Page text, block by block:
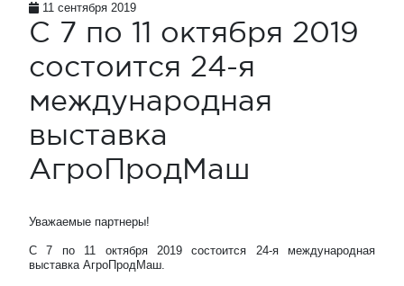
11 сентября 2019
С 7 по 11 октября 2019
состоится 24-я
международная
выставка
АгроПродМаш
Уважаемые партнеры!
С 7 по 11 октября 2019 состоится 24-я международная
выставка АгроПродМаш.